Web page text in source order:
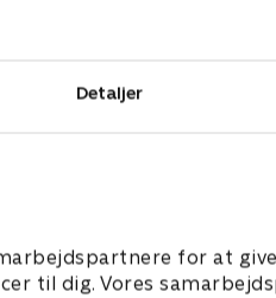
Detaljer
for at
til dig. Vores